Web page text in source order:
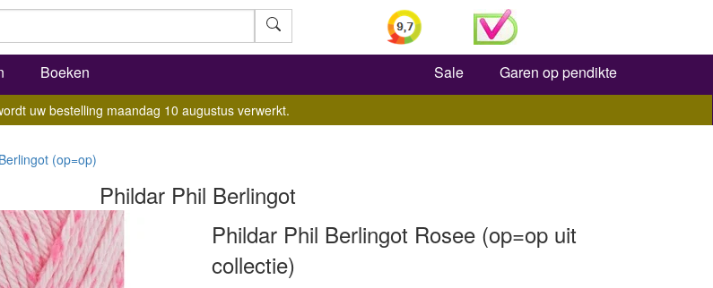
Zoeken
Boeken Sale Garen op pendikte
uw bestelling maandag 10 augustus verwerkt.
(op=op)
Phildar Phil Berlingot
Phildar Phil Berlingot Rosee (op=op uit
collectie)